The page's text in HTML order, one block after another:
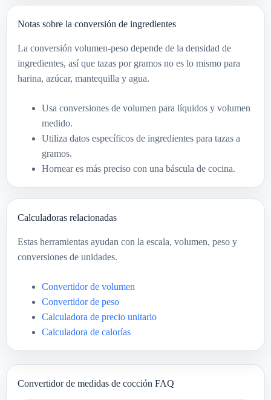
Notas sobre la conversión de ingredientes
La conversión volumen-peso depende de la densidad de
ingredientes, así que tazas por gramos no es lo mismo para
harina, azúcar, mantequilla y agua.
Usa conversiones de volumen para líquidos y volumen
medido.
Utiliza datos específicos de ingredientes para tazas a
gramos.
Hornear es más preciso con una báscula de cocina.
Calculadoras relacionadas
Estas herramientas ayudan con la escala, volumen, peso y
conversiones de unidades.
Convertidor de volumen
Convertidor de peso
Calculadora de precio unitario
Calculadora de calorías
Convertidor de medidas de cocción FAQ